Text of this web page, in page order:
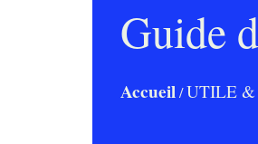
Guide
Accueil/UTILE &